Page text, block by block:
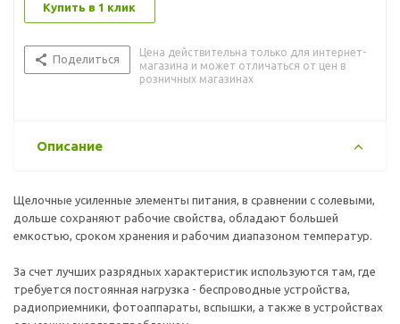
Купить в 1 клик
Поделиться
Цена действительна только для интернет-
магазина и может отличаться от цен в
розничных магазинах
Описание
Щелочные усиленные элементы питания, в сравнении с солевыми,
дольше сохраняют рабочие свойства, обладают большей
емкостью, сроком хранения и рабочим диапазоном температур.
За счет лучших разрядных характеристик используются там, где
требуется постоянная нагрузка - беспроводные устройства,
радиоприемники, фотоаппараты, вспышки, а также в устройствах